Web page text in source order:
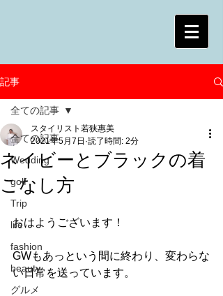
記事
全ての記事
Wedding
golf
Trip
life
fashion
beauty
グルメ
全ての記事
ネイビーとブラックの着
こなし方
スタイリスト若狭惠美
2021年5月7日 読了時間: 2分
おはようございます！
GWもあっという間に終わり、変わらな
い日常を送っています。